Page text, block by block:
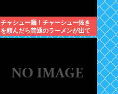
チャシュー麺！チャーシュー抜き
を頼んだら普通のラーメンが出て
きたんだが、これっておかしくね